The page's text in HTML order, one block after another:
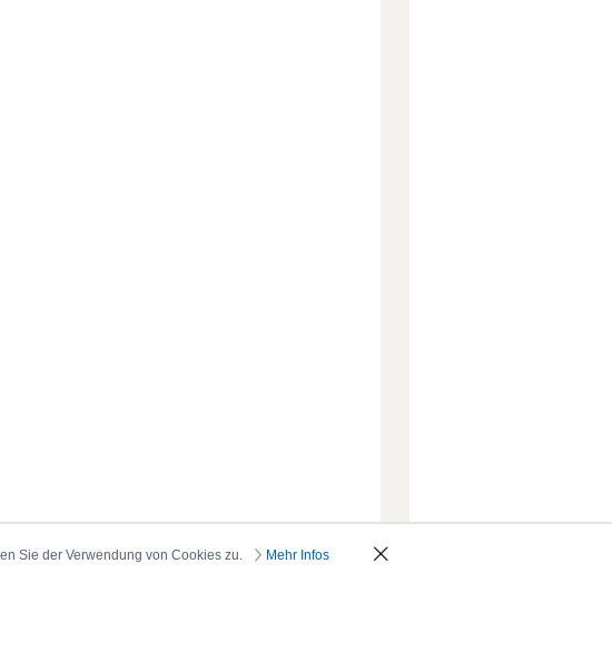
Sie der Verwendung von Cookies zu. Mehr Infos